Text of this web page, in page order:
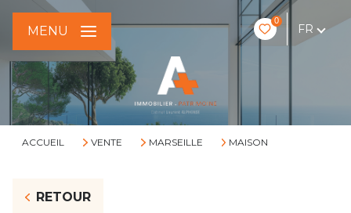
0
FR
MENU
ACCUEIL VENTE MARSEILLE MAISON
RETOUR